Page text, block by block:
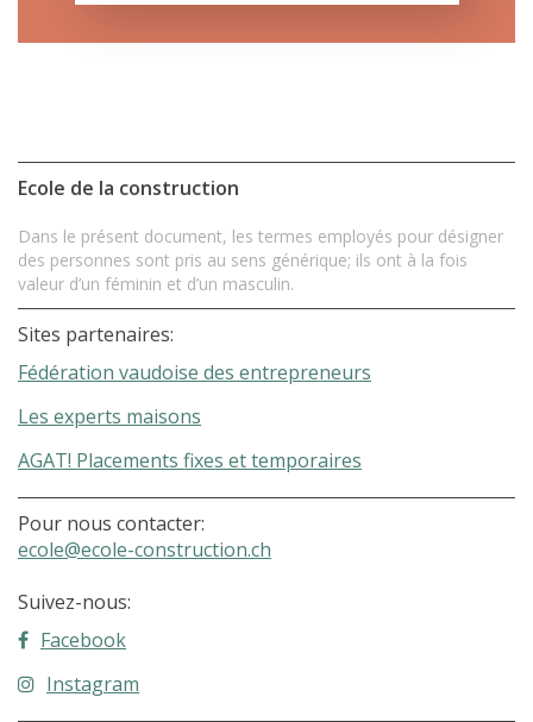
Tests d’aptitudes
Ecole de la construction
Dans le présent document, les termes employés pour désigner
des personnes sont pris au sens générique; ils ont à la fois
valeur d’un féminin et d’un masculin.
Sites partenaires:
Fédération vaudoise des entrepreneurs
Les experts maisons
AGAT! Placements fixes et temporaires
Pour nous contacter:
ecole@ecole-construction.ch
Suivez-nous:
Facebook
Instagram